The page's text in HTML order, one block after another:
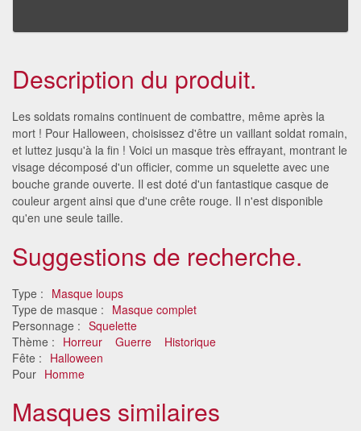
Description du produit.
Les soldats romains continuent de combattre, même après la
mort ! Pour Halloween, choisissez d'être un vaillant soldat romain,
et luttez jusqu'à la fin ! Voici un masque très effrayant, montrant le
visage décomposé d'un officier, comme un squelette avec une
bouche grande ouverte. Il est doté d'un fantastique casque de
couleur argent ainsi que d'une crête rouge. Il n'est disponible
qu'en une seule taille.
Suggestions de recherche.
Type : Masque loups
Type de masque : Masque complet
Personnage : Squelette
Thème : Horreur Guerre
Historique
Fête : Halloween
Pour Homme
Masques similaires